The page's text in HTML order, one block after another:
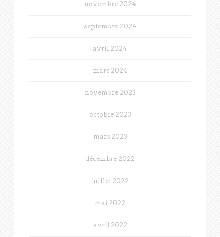
novembre 2024
septembre 2024
avril 2024
mars 2024
novembre 2023
octobre 2023
mars 2023
décembre 2022
juillet 2022
mai 2022
avril 2022